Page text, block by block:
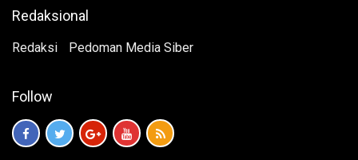
Redaksional
Redaksi Pedoman Media Siber
Follow